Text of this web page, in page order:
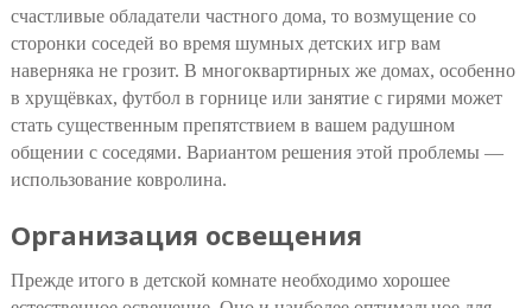
счастливые обладатели частного дома, то возмущение со
сторонки соседей во время шумных детских игр вам
наверняка не грозит. В многоквартирных же домах, особенно
в хрущёвках, футбол в горнице или занятие с гирями может
стать существенным препятствием в вашем радушном
общении с соседями. Вариантом решения этой проблемы —
использование ковролина.
Организация освещения
Прежде итого в детской комнате необходимо хорошее